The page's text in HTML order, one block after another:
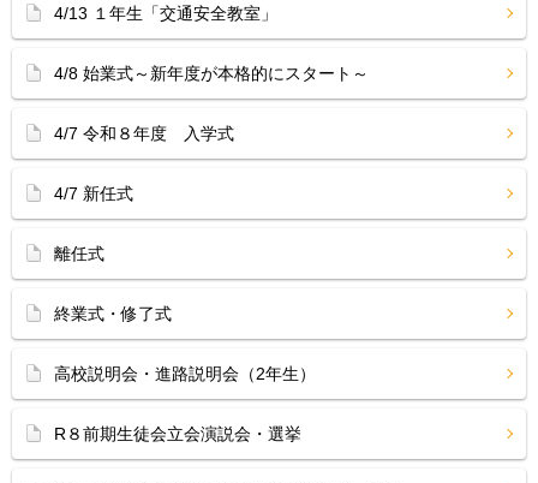
4/13 １年生「交通安全教室」
4/8 始業式～新年度が本格的にスタート～
4/7 令和８年度 入学式
4/7 新任式
離任式
終業式・修了式
高校説明会・進路説明会（2年生）
R８前期生徒会立会演説会・選挙